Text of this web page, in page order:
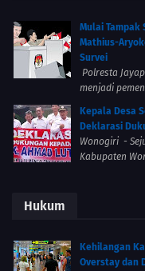
Mulai Tampak
Mathius-
Survei
Polresta
menjadi
Kepala Desa
Deklarasi
Wonogiri -
Kabupaten
Hukum
Kehilangan
Overstay dan